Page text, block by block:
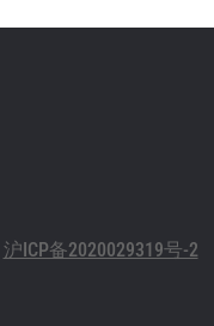
沪ICP备2020029319号-2